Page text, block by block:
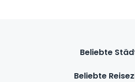
Beliebte
Beliebte